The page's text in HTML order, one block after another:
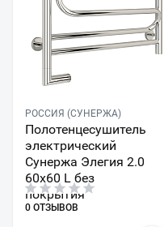
РОССИЯ (СУНЕРЖА)
Полотенцесушитель
электрический
Сунержа Элегия 2.0
60х60 L без
покрытия
0 ОТЗЫВОВ